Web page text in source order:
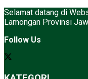
Selamat datang di
Lamongan Provinsi
Follow Us